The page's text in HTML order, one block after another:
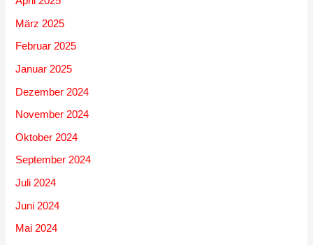
März 2025
Februar 2025
Januar 2025
Dezember 2024
November 2024
Oktober 2024
September 2024
Juli 2024
Juni 2024
Mai 2024